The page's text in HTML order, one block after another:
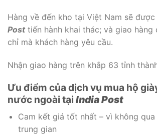
Hàng về đến kho tại Việt Nam sẽ được
Posttiến hành khai thác; và giao hàng
chỉ mà khách hàng yêu cầu.
Nhận giao hàng trên khắp 63 tỉnh
Ưu điểm của dịch vụ mua hộ
nước ngoài tại India Post
Cam kết giá tốt nhất – vì không
trung gian